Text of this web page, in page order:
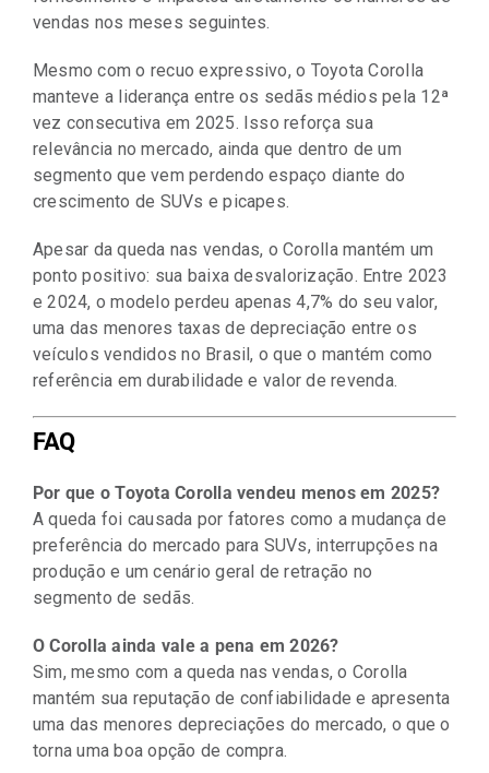
vendas nos meses seguintes.
Mesmo com o recuo expressivo, o Toyota Corolla
manteve a liderança entre os sedãs médios pela 12ª
vez consecutiva em 2025. Isso reforça sua
relevância no mercado, ainda que dentro de um
segmento que vem perdendo espaço diante do
crescimento de SUVs e picapes.
Apesar da queda nas vendas, o Corolla mantém um
ponto positivo: sua baixa desvalorização. Entre 2023
e 2024, o modelo perdeu apenas 4,7% do seu valor,
uma das menores taxas de depreciação entre os
veículos vendidos no Brasil, o que o mantém como
referência em durabilidade e valor de revenda.
FAQ
Por que o Toyota Corolla vendeu menos em 2025?
A queda foi causada por fatores como a mudança de
preferência do mercado para SUVs, interrupções na
produção e um cenário geral de retração no
segmento de sedãs.
O Corolla ainda vale a pena em 2026?
Sim, mesmo com a queda nas vendas, o Corolla
mantém sua reputação de confiabilidade e apresenta
uma das menores depreciações do mercado, o que o
torna uma boa opção de compra.